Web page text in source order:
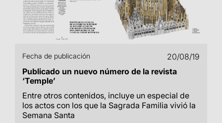
Fecha de publicación
20/08/19
Publicado un nuevo número de la revista
‘Temple’
Entre otros contenidos, incluye un especial de
los actos con los que la Sagrada Familia vivió la
Semana Santa